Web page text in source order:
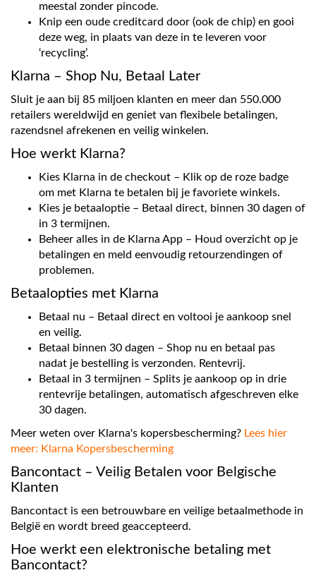
meestal zonder pincode.
Knip een oude creditcard door (ook de chip) en gooi
deze weg, in plaats van deze in te leveren voor
‘recycling’.
Klarna – Shop Nu, Betaal Later
Sluit je aan bij 85 miljoen klanten en meer dan 550.000
retailers wereldwijd en geniet van flexibele betalingen,
razendsnel afrekenen en veilig winkelen.
Hoe werkt Klarna?
Kies Klarna in de checkout – Klik op de roze badge
om met Klarna te betalen bij je favoriete winkels.
Kies je betaaloptie – Betaal direct, binnen 30 dagen of
in 3 termijnen.
Beheer alles in de Klarna App – Houd overzicht op je
betalingen en meld eenvoudig retourzendingen of
problemen.
Betaalopties met Klarna
Betaal nu – Betaal direct en voltooi je aankoop snel
en veilig.
Betaal binnen 30 dagen – Shop nu en betaal pas
nadat je bestelling is verzonden. Rentevrij.
Betaal in 3 termijnen – Splits je aankoop op in drie
rentevrije betalingen, automatisch afgeschreven elke
30 dagen.
Meer weten over Klarna's kopersbescherming? Lees hier
meer: Klarna Kopersbescherming
Bancontact – Veilig Betalen voor Belgische
Klanten
Bancontact is een betrouwbare en veilige betaalmethode in
België en wordt breed geaccepteerd.
Hoe werkt een elektronische betaling met
Bancontact?